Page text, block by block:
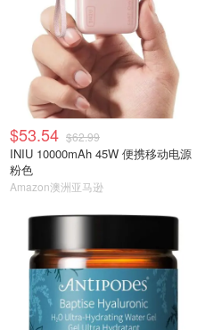
$53.54 $62.99
INIU 10000mAh 45W 便携移动电源
粉色
Amazon澳洲亚马逊